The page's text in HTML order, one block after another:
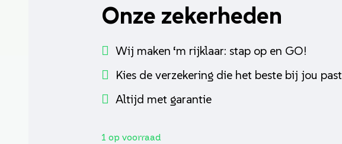
Onze zekerheden
Wij maken ‘m rijklaar: stap op en GO!
Kies de verzekering die het beste bij jou past
Altijd met garantie
1 op voorraad